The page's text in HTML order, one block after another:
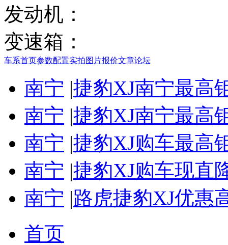
发动机：
变速箱：
车系首页参数配置实拍图片报价文章论坛
南宁 |捷豹XJ南宁最高
南宁 |捷豹XJ南宁最高
南宁 |捷豹XJ购车最高
南宁 |捷豹XJ购车现直
南宁 |路虎捷豹XJ优惠
首页